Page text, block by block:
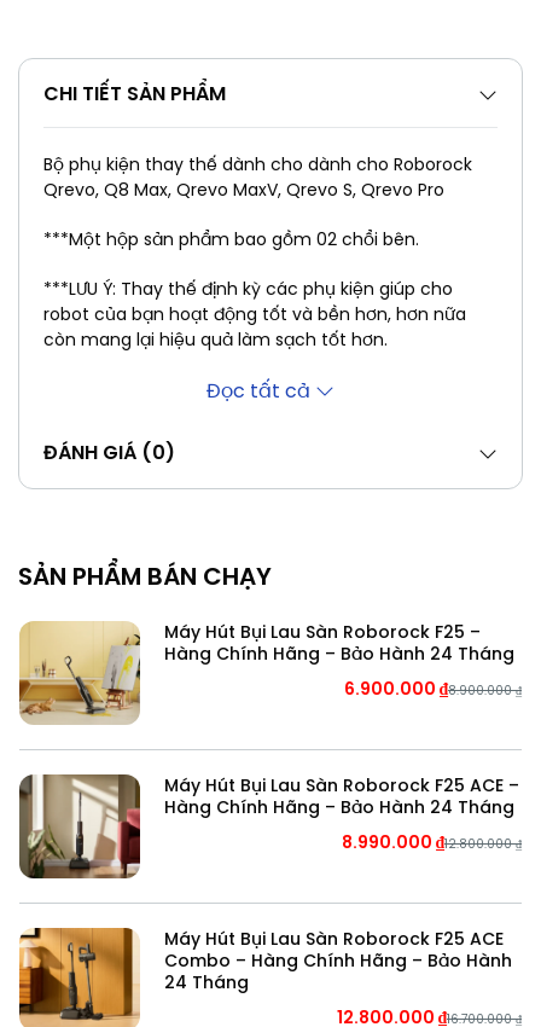
CHI TIẾT SẢN PHẨM
Bộ phụ kiện thay thế dành cho dành cho Roborock
Qrevo, Q8 Max, Qrevo MaxV, Qrevo S, Qrevo Pro
***Một hộp sản phẩm bao gồm 02 chổi bên.
***LƯU Ý: Thay thế định kỳ các phụ kiện giúp cho
robot của bạn hoạt động tốt và bền hơn, hơn nữa
còn mang lại hiệu quả làm sạch tốt hơn.
Đọc tất cả
ĐÁNH GIÁ (0)
SẢN PHẨM BÁN CHẠY
Máy Hút Bụi Lau Sàn Roborock F25 –
Hàng Chính Hãng – Bảo Hành 24 Tháng
8.900.000₫
6.900.000 ₫
Máy Hút Bụi Lau Sàn Roborock F25 ACE –
Hàng Chính Hãng – Bảo Hành 24 Tháng
12.800.000₫
8.990.000 ₫
Máy Hút Bụi Lau Sàn Roborock F25 ACE
Combo – Hàng Chính Hãng – Bảo Hành
24 Tháng
16.700.000₫
12.800.000 ₫